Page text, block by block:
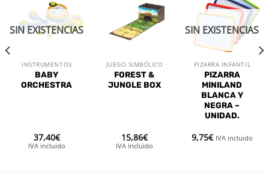
Añadir
a la
lista de
deseos
SIN EXISTENCIAS
INSTRUMENTOS
BABY
ORCHESTRA
37,40€
IVA incluido
Añadir
a la
lista de
deseos
JUEGO SIMBÓLICO
FOREST &
JUNGLE BOX
15,86€
IVA incluido
Añadir
a la
lista de
deseos
SIN EXISTENCIAS
PIZARRA INFANTIL
PIZARRA
MINILAND
BLANCA Y
NEGRA –
UNIDAD.
9,75€ IVA incluido